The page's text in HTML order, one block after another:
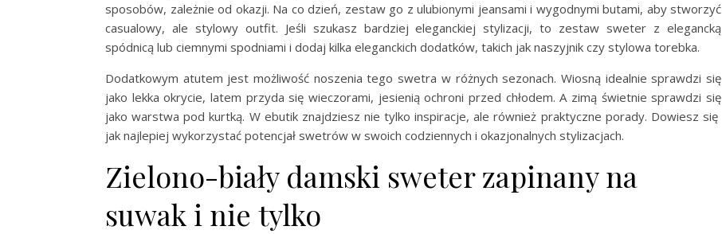
sposobów, zależnie od okazji. Na co dzień, zestaw go z ulubionymi jeansami i wygodnymi butami, aby stworzyć
casualowy, ale stylowy outfit. Jeśli szukasz bardziej eleganckiej stylizacji, to zestaw sweter z elegancką
spódnicą lub ciemnymi spodniami i dodaj kilka eleganckich dodatków, takich jak naszyjnik czy stylowa torebka.
Dodatkowym atutem jest możliwość noszenia tego swetra w różnych sezonach. Wiosną idealnie sprawdzi się
jako lekka okrycie, latem przyda się wieczorami, jesienią ochroni przed chłodem. A zimą świetnie sprawdzi się
jako warstwa pod kurtką. W ebutik znajdziesz nie tylko inspiracje, ale również praktyczne porady. Dowiesz się
jak najlepiej wykorzystać potencjał swetrów w swoich codziennych i okazjonalnych stylizacjach.
Zielono-biały damski sweter zapinany na
suwak i nie tylko